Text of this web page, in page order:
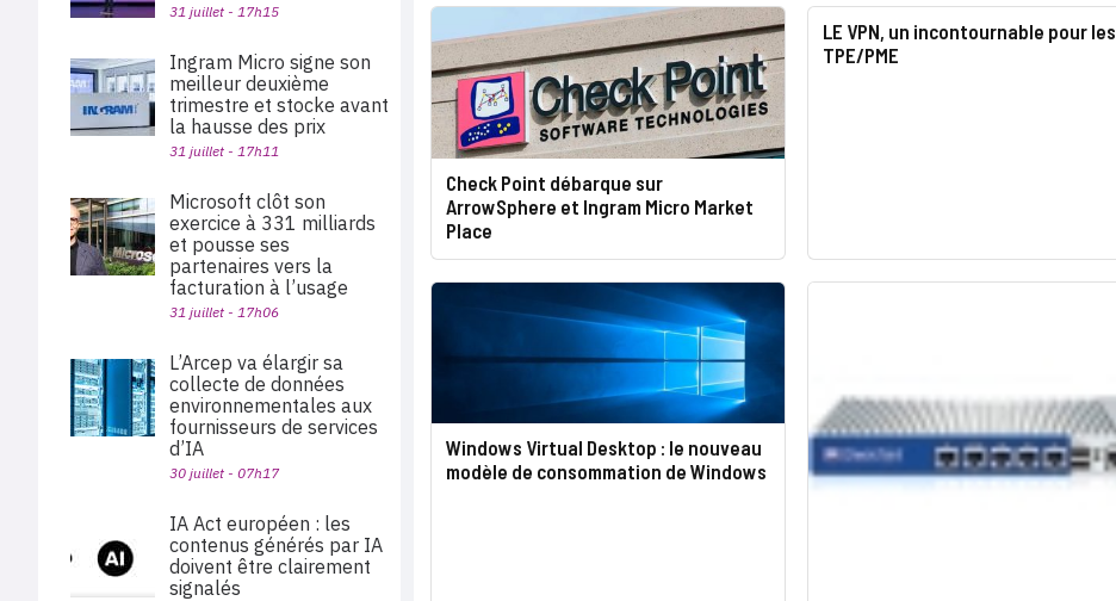
Check Point débarque sur
ArrowSphere et Ingram Micro Market
Place
LE VPN, un incontournable pour les
TPE/PME
Windows Virtual Desktop : le nouveau
modèle de consommation de Windows
31 juillet - 17h15
Ingram Micro signe son
meilleur deuxième
trimestre et stocke avant
la hausse des prix
31 juillet - 17h11
Microsoft clôt son
exercice à 331 milliards
et pousse ses
partenaires vers la
facturation à l’usage
31 juillet - 17h06
L’Arcep va élargir sa
collecte de données
environnementales aux
fournisseurs de services
d’IA
30 juillet - 07h17
IA Act européen : les
contenus générés par IA
doivent être clairement
signalés